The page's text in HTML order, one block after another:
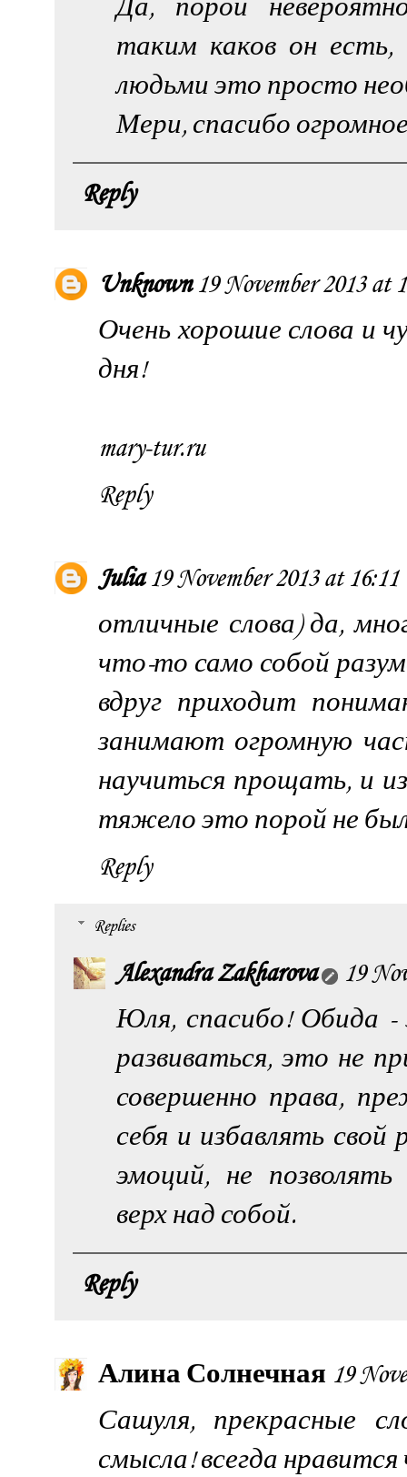
таким каков он
людьми это просто
Мери, спасибо
Reply
Unknown 19 November 2013 at
Очень хорошие слова и
дня!
mary-tur.ru
Reply
Julia 19 November 2013 at 16:11
отличные слова) да,
что-то само собой
вдруг приходит
занимают огромную
научиться прощать, и
тяжело это порой не
Reply
Replies
Alexandra Zakharova
19
Юля, спасибо! Обида
развиваться, это не
совершенно права,
себя и избавлять
эмоций, не
верх над собой.
Reply
Алина Солнечная 19
Сашуля, прекрасные
смысла! всегда